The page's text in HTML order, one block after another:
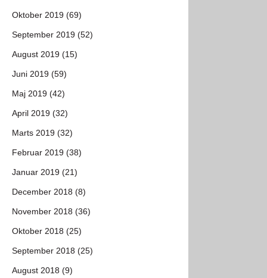
Oktober 2019 (69)
September 2019 (52)
August 2019 (15)
Juni 2019 (59)
Maj 2019 (42)
April 2019 (32)
Marts 2019 (32)
Februar 2019 (38)
Januar 2019 (21)
December 2018 (8)
November 2018 (36)
Oktober 2018 (25)
September 2018 (25)
August 2018 (9)